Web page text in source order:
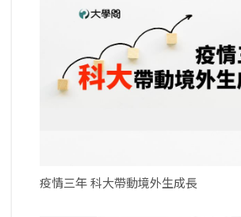
疫情三年 科大帶動境外生成長